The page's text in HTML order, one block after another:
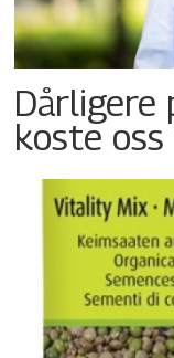
Dårligere
koste